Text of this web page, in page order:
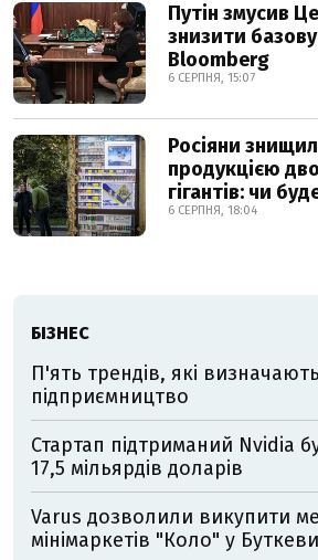
Путін змусив
знизити
Bloomberg
6 СЕРПНЯ, 15:07
Росіяни
продукцією
гігантів: чи
6 СЕРПНЯ, 18:04
БІЗНЕС
П'ять трендів, які
підприємництво
Стартап підтриманий Nvidia
17,5 мільярдів доларів
Varus дозволили викупити
мінімаркетів "Коло" у